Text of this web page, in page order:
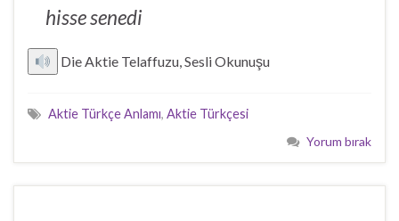
hisse senedi
Die Aktie Telaffuzu, Sesli Okunuşu
Aktie Türkçe Anlamı, Aktie Türkçesi
Yorum bırak